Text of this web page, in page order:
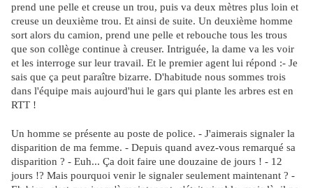
prend une pelle et creuse un trou, puis va deux mètres plus loin et
creuse un deuxième trou. Et ainsi de suite. Un deuxième homme
sort alors du camion, prend une pelle et rebouche tous les trous
que son collège continue à creuser. Intriguée, la dame va les voir
et les interroge sur leur travail. Et le premier agent lui répond :- Je
sais que ça peut paraître bizarre. D'habitude nous sommes trois
dans l'équipe mais aujourd'hui le gars qui plante les arbres est en
RTT !
Un homme se présente au poste de police. - J'aimerais signaler la
disparition de ma femme. - Depuis quand avez-vous remarqué sa
disparition ? - Euh... Ça doit faire une douzaine de jours ! - 12
jours !? Mais pourquoi venir le signaler seulement maintenant ? -